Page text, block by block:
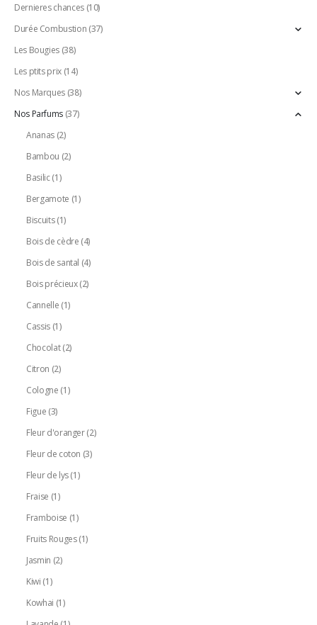
Dernieres chances (10)
Durée Combustion (37)
Les Bougies (38)
Les ptits prix (14)
Nos Marques (38)
Nos Parfums (37)
Ananas (2)
Bambou (2)
Basilic(1)
Bergamote (1)
Biscuits (1)
Bois de cèdre (4)
Bois de santal (4)
Bois précieux (2)
Cannelle (1)
Cassis (1)
Chocolat (2)
Citron (2)
Cologne (1)
Figue (3)
Fleur d'oranger(2)
Fleur de coton (3)
Fleur de lys(1)
Fraise (1)
Framboise (1)
Fruits Rouges (1)
Jasmin (2)
Kiwi (1)
Kowhai (1)